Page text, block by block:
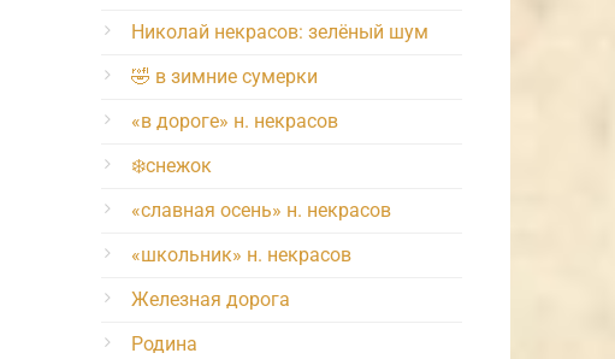
Николай некрасов: зелёный шум
🤣 в зимние сумерки
«в дороге» н. некрасов
❄️снежок
«славная осень» н. некрасов
«школьник» н. некрасов
Железная дорога
Родина